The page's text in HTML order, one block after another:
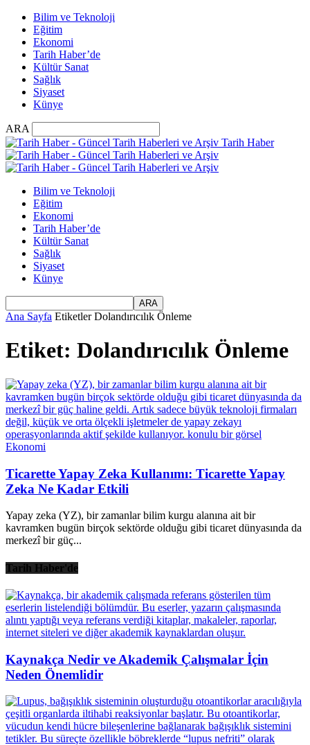
Bilim ve Teknoloji
Eğitim
Ekonomi
Tarih Haber’de
Kültür Sanat
Sağlık
Siyaset
Künye
ARA
Tarih Haber
Bilim ve Teknoloji
Eğitim
Ekonomi
Tarih Haber’de
Kültür Sanat
Sağlık
Siyaset
Künye
Ana Sayfa Etiketler Dolandırıcılık Önleme
Etiket: Dolandırıcılık Önleme
Ekonomi
Ticarette Yapay Zeka Kullanımı: Ticarette Yapay
Zeka Ne Kadar Etkili
Yapay zeka (YZ), bir zamanlar bilim kurgu alanına ait bir
kavramken bugün birçok sektörde olduğu gibi ticaret dünyasında da
merkezî bir güç...
Tarih Haber'de
Kaynakça Nedir ve Akademik Çalışmalar İçin
Neden Önemlidir